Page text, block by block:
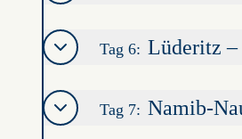
Tag 6: Lüderitz
Tag 7: Namib-